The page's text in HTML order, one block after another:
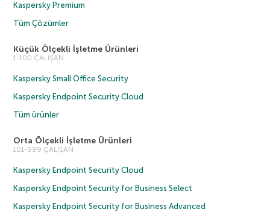
Kaspersky Premium
Tüm Çözümler
Küçük Ölçekli İşletme Ürünleri
1-100 ÇALIŞAN
Kaspersky Small Office Security
Kaspersky Endpoint Security Cloud
Tüm ürünler
Orta Ölçekli İşletme Ürünleri
101-999 ÇALIŞAN
Kaspersky Endpoint Security Cloud
Kaspersky Endpoint Security for Business Select
Kaspersky Endpoint Security for Business Advanced